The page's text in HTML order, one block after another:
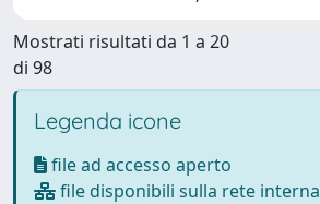
Mostrati risultati da 1 a 20
di 98
Legenda icone
file ad accesso aperto
file disponibili sulla rete interna